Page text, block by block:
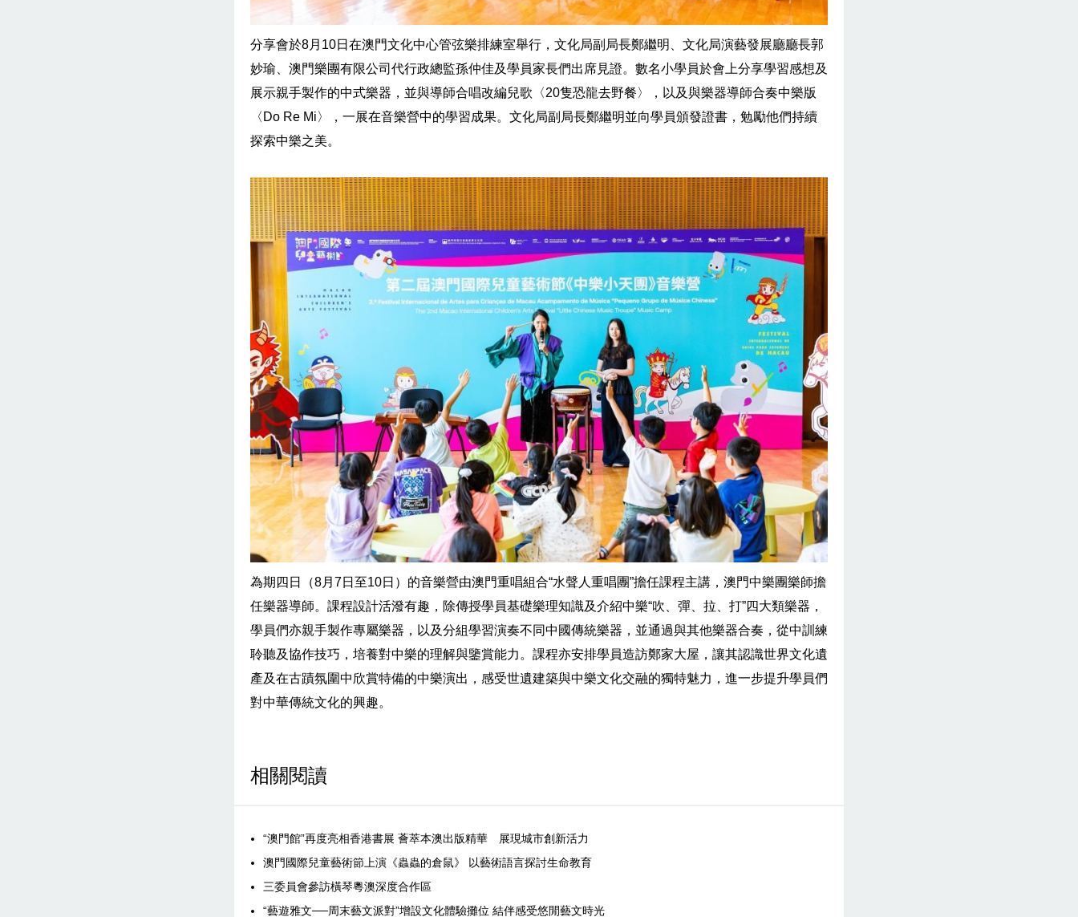
分享會於8月10日在澳門文化中心管弦樂排練室舉行，文化局副局長鄭繼明、文化局演藝發展廳廳長郭
妙瑜、澳門樂團有限公司代行政總監孫仲佳及學員家長們出席見證。數名小學員於會上分享學習感想及
展示親手製作的中式樂器，並與導師合唱改編兒歌〈20隻恐龍去野餐〉，以及與樂器導師合奏中樂版
〈Do Re Mi〉，一展在音樂營中的學習成果。文化局副局長鄭繼明並向學員頒發證書，勉勵他們持續
探索中樂之美。
為期四日（8月7日至10日）的音樂營由澳門重唱組合“水聲人重唱團”擔任課程主講，澳門中樂團樂師擔
任樂器導師。課程設計活潑有趣，除傳授學員基礎樂理知識及介紹中樂“吹、彈、拉、打”四大類樂器，
學員們亦親手製作專屬樂器，以及分組學習演奏不同中國傳統樂器，並通過與其他樂器合奏，從中訓練
聆聽及協作技巧，培養對中樂的理解與鑒賞能力。課程亦安排學員造訪鄭家大屋，讓其認識世界文化遺
產及在古蹟氛圍中欣賞特備的中樂演出，感受世遺建築與中樂文化交融的獨特魅力，進一步提升學員們
對中華傳統文化的興趣。
相關閱讀
“澳門館”再度亮相香港書展 薈萃本澳出版精華 展現城市創新活力
澳門國際兒童藝術節上演《蟲蟲的倉鼠》 以藝術語言探討生命教育
三委員會參訪橫琴粵澳深度合作區
“藝遊雅文──周末藝文派對”增設文化體驗攤位 結伴感受悠閒藝文時光